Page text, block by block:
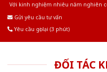
Với kinh nghiệm nhiêu năm nghiên
Gửi yêu cầu tư vấn
Yêu cầu gọi lại (3 phút)
ĐỐI TÁC